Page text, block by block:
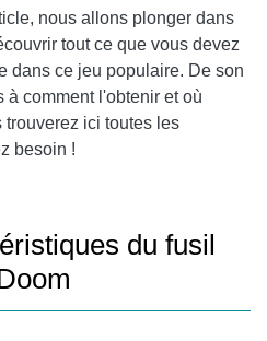
nous allons plonger dans
tout ce que vous devez
dans ce jeu populaire. De son
à comment l'obtenir et où
ici toutes les
besoin !
du fusil